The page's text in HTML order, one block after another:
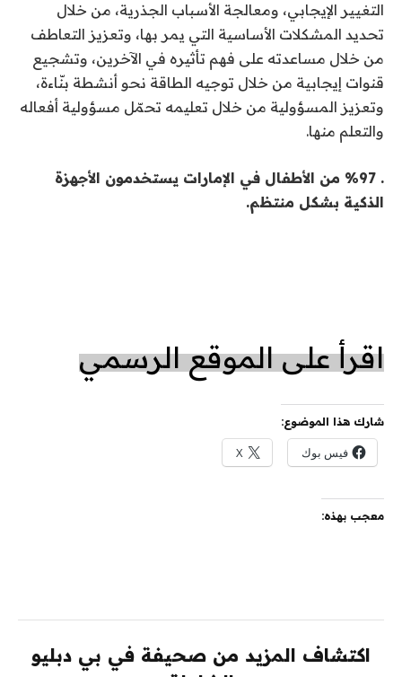
التغيير الإيجابي، ومعالجة الأسباب الجذرية، من خلال
تحديد المشكلات الأساسية التي يمر بها، وتعزيز التعاطف
من خلال مساعدته على فهم تأثيره في الآخرين، وتشجيع
قنوات إيجابية من خلال توجيه الطاقة نحو أنشطة بنّاءة،
وتعزيز المسؤولية من خلال تعليمه تحمّل مسؤولية أفعاله
والتعلم منها.
.
% 97 من الأطفال في الإمارات يستخدمون الأجهزة
الذكية بشكل منتظم.
اقرأ على الموقع الرسمي
شارك هذا الموضوع:
فيس بوك X
معجب بهذه:
اكتشاف المزيد من صحيفة في بي دبليو